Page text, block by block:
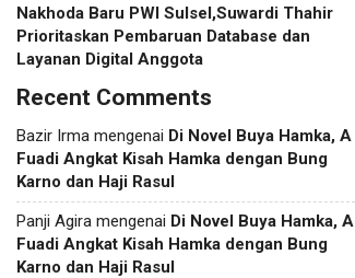
Nakhoda Baru PWI Sulsel,Suwardi Thahir
Prioritaskan Pembaruan Database dan
Layanan Digital Anggota
Recent Comments
Bazir Irma mengenai Di Novel Buya Hamka, A
Fuadi Angkat Kisah Hamka dengan Bung
Karno dan Haji Rasul
Panji Agira mengenai Di Novel Buya Hamka, A
Fuadi Angkat Kisah Hamka dengan Bung
Karno dan Haji Rasul